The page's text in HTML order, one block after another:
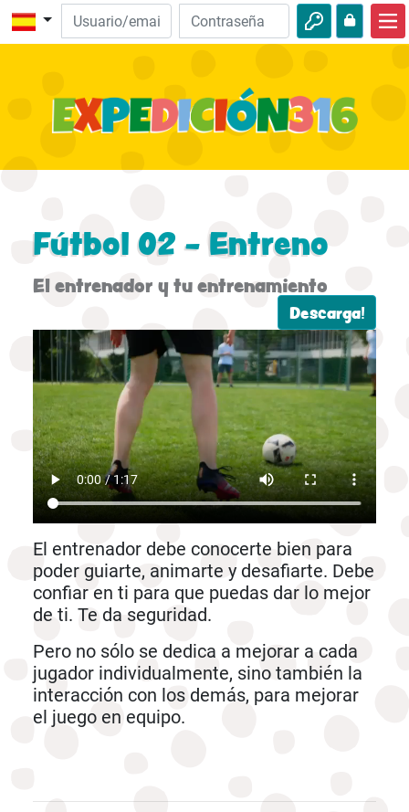
Descubre la Biblia
Aventuras
Actividades
Fútbol 02 - Entreno
El entrenador y tu entrenamiento
Descarga!
El entrenador debe conocerte bien para
poder guiarte, animarte y desafiarte. Debe
confiar en ti para que puedas dar lo mejor
de ti. Te da seguridad.
Pero no sólo se dedica a mejorar a cada
jugador individualmente, sino también la
interacción con los demás, para mejorar
el juego en equipo.